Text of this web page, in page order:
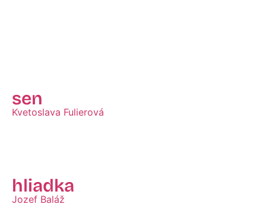
sen
Kvetoslava Fulierová
hliadka
Jozef Baláž